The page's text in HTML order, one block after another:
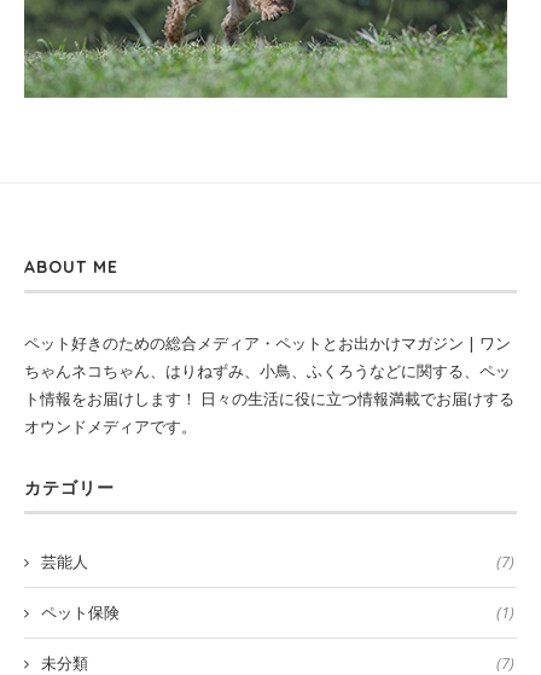
ABOUT ME
ペット好きのための総合メディア・ペットとお出かけマガジン | ワン
ちゃんネコちゃん、はりねずみ、小鳥、ふくろうなどに関する、ペッ
ト情報をお届けします！ 日々の生活に役に立つ情報満載でお届けする
オウンドメディアです。
カテゴリー
芸能人 (7)
ペット保険 (1)
未分類 (7)